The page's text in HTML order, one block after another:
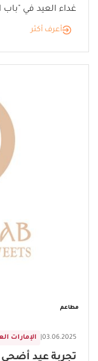
غداء العيد في "باب
أعرف أكثر
مطاعم
الإمارات 03.06.2025
تجربة عيد